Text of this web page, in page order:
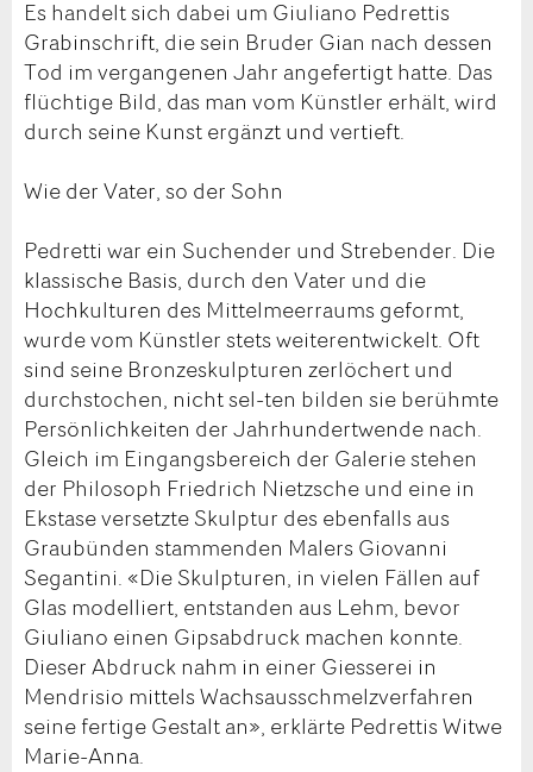
Es handelt sich dabei um Giuliano Pedrettis
Grabinschrift, die sein Bruder Gian nach dessen
Tod im vergangenen Jahr angefertigt hatte. Das
flüchtige Bild, das man vom Künstler erhält, wird
durch seine Kunst ergänzt und vertieft.
Wie der Vater, so der Sohn
Pedretti war ein Suchender und Strebender. Die
klassische Basis, durch den Vater und die
Hochkulturen des Mittelmeerraums geformt,
wurde vom Künstler stets weiterentwickelt. Oft
sind seine Bronzeskulpturen zerlöchert und
durchstochen, nicht sel-ten bilden sie berühmte
Persönlichkeiten der Jahrhundertwende nach.
Gleich im Eingangsbereich der Galerie stehen
der Philosoph Friedrich Nietzsche und eine in
Ekstase versetzte Skulptur des ebenfalls aus
Graubünden stammenden Malers Giovanni
Segantini. «Die Skulpturen, in vielen Fällen auf
Glas modelliert, entstanden aus Lehm, bevor
Giuliano einen Gipsabdruck machen konnte.
Dieser Abdruck nahm in einer Giesserei in
Mendrisio mittels Wachsausschmelzverfahren
seine fertige Gestalt an», erklärte Pedrettis Witwe
Marie-Anna.